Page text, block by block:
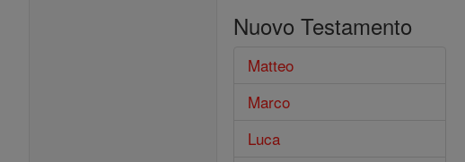
Bibbia
Nuovo Testamento
Matteo
Marco
Luca